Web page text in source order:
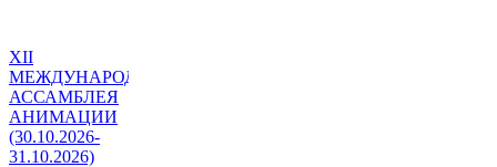
XII
МЕЖДУНАРОДНАЯ
АССАМБЛЕЯ
АНИМАЦИИ
(30.10.2026-
31.10.2026)